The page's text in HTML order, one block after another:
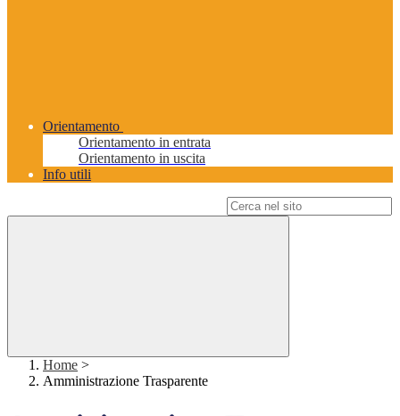
Orientamento
Orientamento in entrata
Orientamento in uscita
Info utili
Home >
Amministrazione Trasparente